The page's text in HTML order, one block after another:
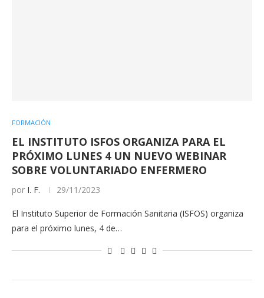
FORMACIÓN
EL INSTITUTO ISFOS ORGANIZA PARA EL
PRÓXIMO LUNES 4 UN NUEVO WEBINAR
SOBRE VOLUNTARIADO ENFERMERO
por I. F. 29/11/2023
El Instituto Superior de Formación Sanitaria (ISFOS) organiza
para el próximo lunes, 4 de…